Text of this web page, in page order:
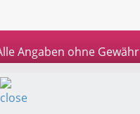
Angaben ohne Gewähr